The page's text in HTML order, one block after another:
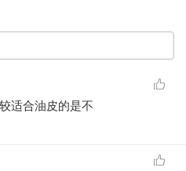
适合油皮的是不